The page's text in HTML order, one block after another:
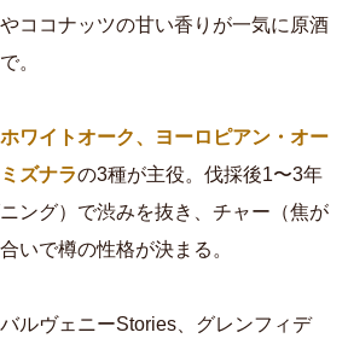
ココナッツの甘い香りが一気に原酒
。
ワイトオーク、ヨーロピアン・オー
ズナラの3種が主役。伐採後1〜3年
ング）で渋みを抜き、チャー（焦が
いで樽の性格が決まる。
ルヴェニーStories、グレンフィデ